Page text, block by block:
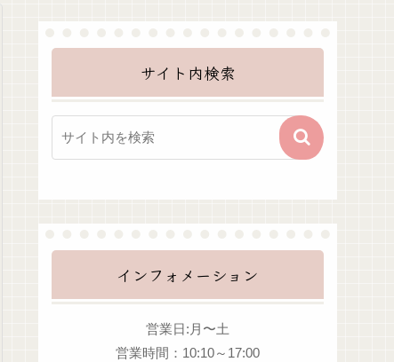
サイト内検索
インフォメーション
営業日:月〜土
営業時間：10:10～17:00